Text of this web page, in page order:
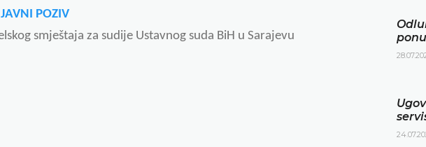
JAVNI POZIV
smještaja za sudije Ustavnog suda BiH u Sarajevu